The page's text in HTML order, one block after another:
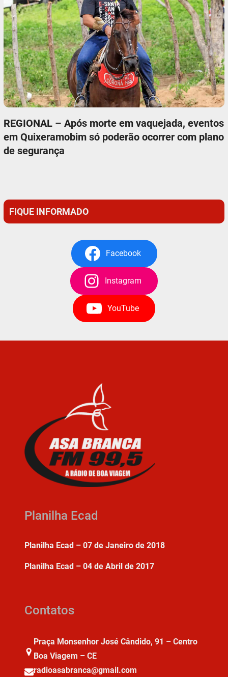
REGIONAL – Após morte em vaquejada, eventos
em Quixeramobim só poderão ocorrer com plano
de segurança
FIQUE INFORMADO
Facebook
Instagram
YouTube
Planilha Ecad
Planilha Ecad – 07 de Janeiro de 2018
Planilha Ecad – 04 de Abril de 2017
Contatos
Praça Monsenhor José Cândido, 91 – Centro
Boa Viagem – CE
radioasabranca@gmail.com